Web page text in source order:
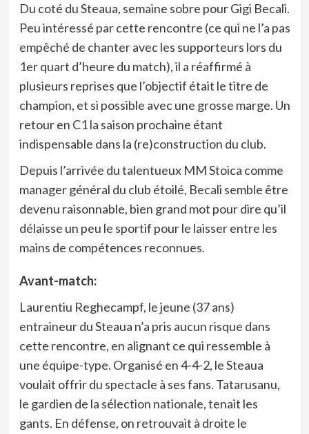
Du coté du Steaua, semaine sobre pour Gigi Becali.
Peu intéressé par cette rencontre (ce qui ne l’a pas
empêché de chanter avec les supporteurs lors du
1er quart d’heure du match), il a réaffirmé à
plusieurs reprises que l’objectif était le titre de
champion, et si possible avec une grosse marge. Un
retour en C1 la saison prochaine étant
indispensable dans la (re)construction du club.
Depuis l’arrivée du talentueux MM Stoica comme
manager général du club étoilé, Becali semble être
devenu raisonnable, bien grand mot pour dire qu’il
délaisse un peu le sportif pour le laisser entre les
mains de compétences reconnues.
Avant-match:
Laurentiu Reghecampf, le jeune (37 ans)
entraineur du Steaua n’a pris aucun risque dans
cette rencontre, en alignant ce qui ressemble à
une équipe-type. Organisé en 4-4-2, le Steaua
voulait offrir du spectacle à ses fans. Tatarusanu,
le gardien de la sélection nationale, tenait les
gants. En défense, on retrouvait à droite le